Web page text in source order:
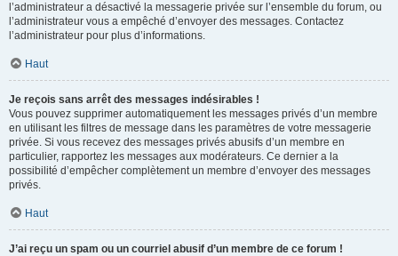
l’administrateur a désactivé la messagerie privée sur l’ensemble du forum, ou
l’administrateur vous a empêché d’envoyer des messages. Contactez
l’administrateur pour plus d’informations.
Haut
Je reçois sans arrêt des messages indésirables !
Vous pouvez supprimer automatiquement les messages privés d’un membre
en utilisant les filtres de message dans les paramètres de votre messagerie
privée. Si vous recevez des messages privés abusifs d’un membre en
particulier, rapportez les messages aux modérateurs. Ce dernier a la
possibilité d’empêcher complètement un membre d’envoyer des messages
privés.
Haut
J’ai reçu un spam ou un courriel abusif d’un membre de ce forum !